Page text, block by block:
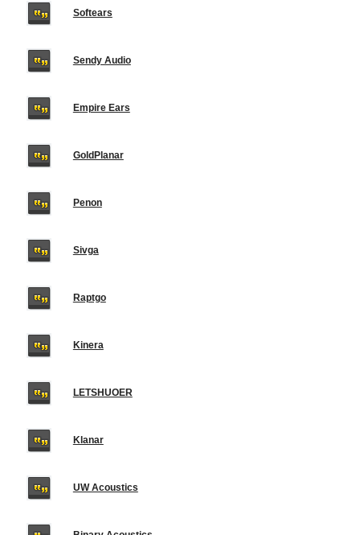
Softears
Sendy Audio
Empire Ears
GoldPlanar
Penon
Sivga
Raptgo
Kinera
LETSHUOER
Klanar
UW Acoustics